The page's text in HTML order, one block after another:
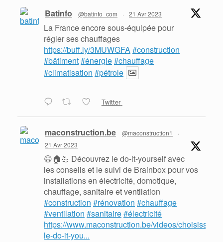
Batinfo @batinfo_com · 21 Avr 2023
La France encore sous-équipée pour
régler ses chauffages
https://buff.ly/3MUWGFA#construction
#bâtiment#énergie#chauffage
#climatisation #pétrole
Twitter
maconstruction.be @maconstruction1
·
21 Avr 2023
😃🏠💪 Découvrez le do-it-yourself avec
les conseils et le suivi de Brainbox pour vos
installations en électricité, domotique,
chauffage, sanitaire et ventilation
#construction #rénovation #chauffage
#ventilation #sanitaire#électricité
https://www.maconstruction.be/videos/choisissez-
le-do-it-you...